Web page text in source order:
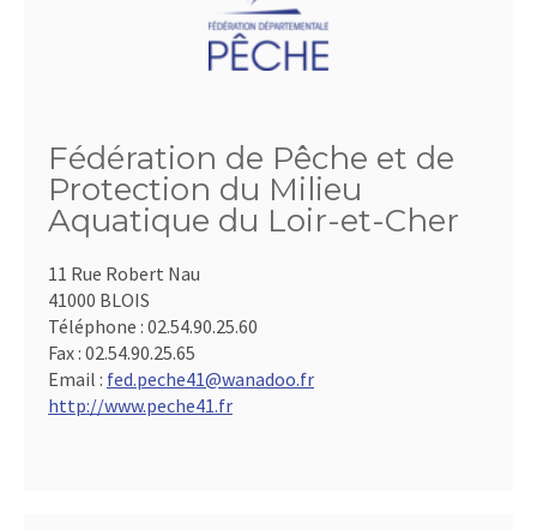
Fédération de Pêche et de
Protection du Milieu
Aquatique du Loir-et-Cher
11 Rue Robert Nau
41000 BLOIS
Téléphone : 02.54.90.25.60
Fax : 02.54.90.25.65
Email : fed.peche41@wanadoo.fr
http://www.peche41.fr